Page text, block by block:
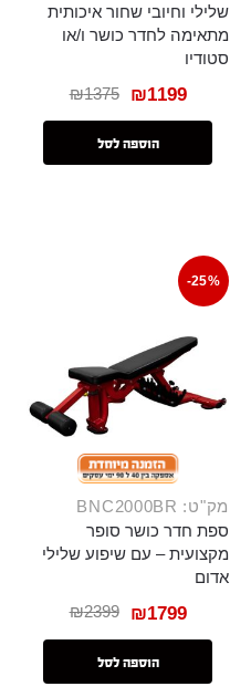
שלילי וחיובי שחור איכותית
מתאימה לחדר כושר ו/או
סטודיו
₪1375 ₪1199
הוספה לסל
-25%
מק"ט: BNC2000BR
ספת חדר כושר סופר
מקצועית – עם שיפוע שלילי
אדום
₪2399 ₪1799
הוספה לסל